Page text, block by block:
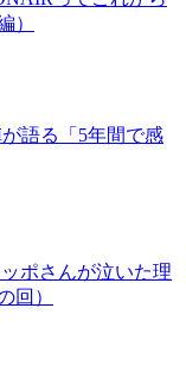
）
語る「5年間で感
ポさんが泣いた理
回）